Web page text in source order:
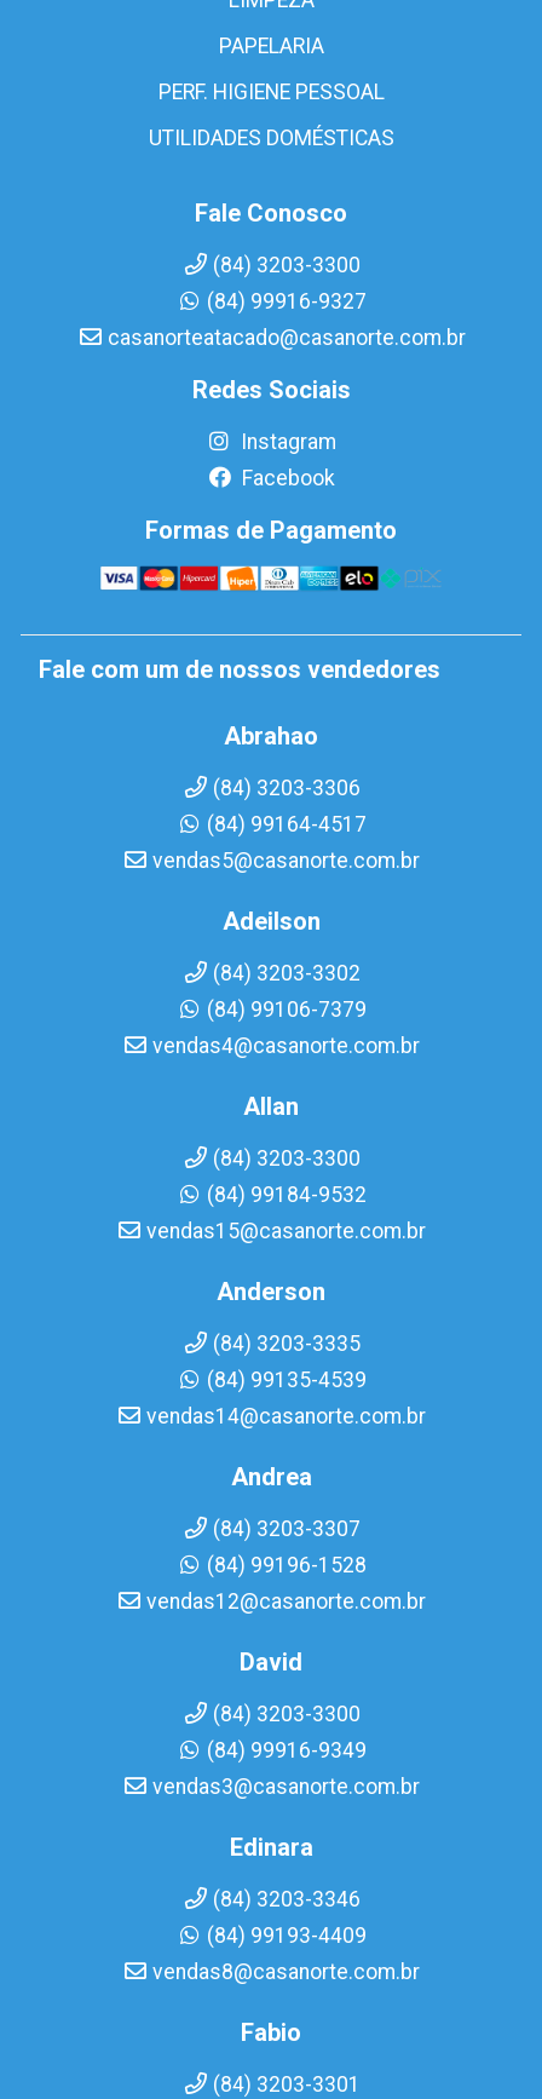
PAPELARIA
PERF. HIGIENE PESSOAL
UTILIDADES DOMÉSTICAS
Fale Conosco
(84) 3203-3300
(84) 99916-9327
casanorteatacado@casanorte.com.br
Redes Sociais
Instagram
Facebook
Formas de Pagamento
Fale com um de nossos vendedores
Abrahao
(84) 3203-3306
(84) 99164-4517
vendas5@casanorte.com.br
Adeilson
(84) 3203-3302
(84) 99106-7379
vendas4@casanorte.com.br
Allan
(84) 3203-3300
(84) 99184-9532
vendas15@casanorte.com.br
Anderson
(84) 3203-3335
(84) 99135-4539
vendas14@casanorte.com.br
Andrea
(84) 3203-3307
(84) 99196-1528
vendas12@casanorte.com.br
David
(84) 3203-3300
(84) 99916-9349
vendas3@casanorte.com.br
Edinara
(84) 3203-3346
(84) 99193-4409
vendas8@casanorte.com.br
Fabio
(84) 3203-3301